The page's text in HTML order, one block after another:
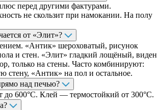
перед другими фактурами.
не скользит при намокании. На полу
от «Элит»?
«Антик» шероховатый, рисунок
и стен. «Элит» гладкий лощёный, виден
только на стены. Часто комбинируют:
стену, «Антик» на пол и остальное.
над печью?
до 600°C. Клей — термостойкий от 300°C.